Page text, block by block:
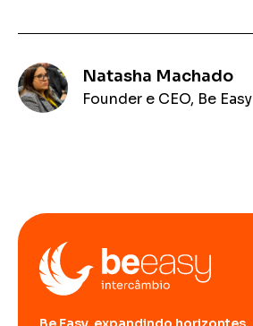
Natasha Machado
Founder e CEO, Be Easy